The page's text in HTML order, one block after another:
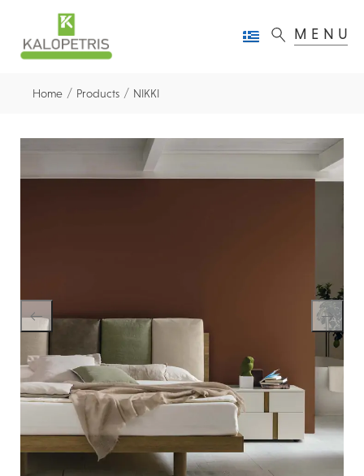
MENU
Home / Products / NIKKI